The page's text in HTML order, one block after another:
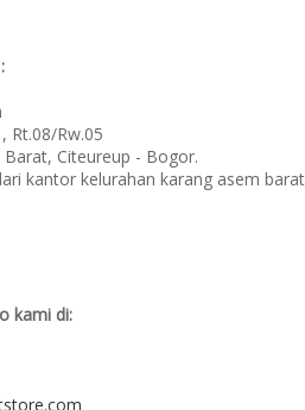
Rt.08/Rw.05
Barat, Citeureup - Bogor.
kantor kelurahan karang asem
kami di: